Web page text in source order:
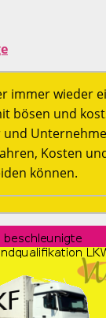
immer wieder
bösen und
und
Kosten
können.